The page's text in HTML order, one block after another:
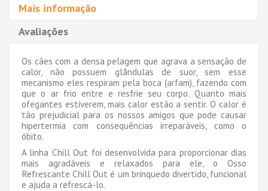
Mais informação
Avaliações
Os cães com a densa pelagem que agrava a sensação de
calor, não possuem glândulas de suor, sem esse
mecanismo eles respiram pela boca (arfam), fazendo com
que o ar frio entre e resfrie seu corpo. Quanto mais
ofegantes estiverem, mais calor estão a sentir. O calor é
tão prejudicial para os nossos amigos que pode causar
hipertermia com consequências irreparáveis, como o
óbito.
A linha Chill Out foi desenvolvida para proporcionar dias
mais agradáveis e relaxados para ele, o Osso
Refrescante Chill Out é um brinquedo divertido, funcional
e ajuda a refrescá-lo.